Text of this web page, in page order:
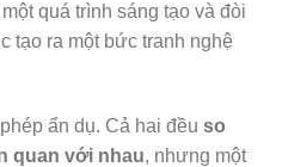
quá trình sáng tạo và đòi
tạo ra một bức tranh nghệ
ẩn dụ. Cả hai đều so
quan với nhau, nhưng một